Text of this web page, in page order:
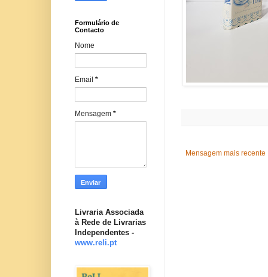
Mensagem mais recente
Formulário de
Contacto
Nome
Email *
Mensagem *
Livraria Associada
à Rede de Livrarias
Independentes -
www.reli.pt